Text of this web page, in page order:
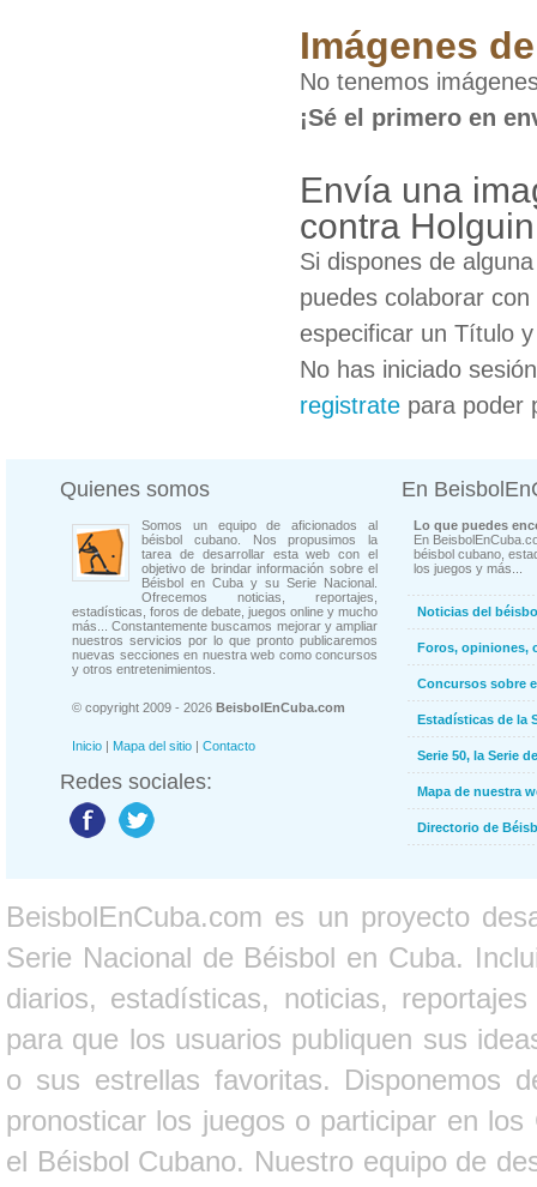
Imágenes
No tenemos
¡Sé el primero en
Envía una
contra Holguin
Si dispones de
puedes colaborar
especificar un Título
No has iniciado
registrate para poder
Quienes somos
Somos un equipo de aficionados al
béisbol cubano. Nos propusimos la
tarea de desarrollar esta web con el
objetivo de brindar información sobre el
Béisbol en Cuba y su Serie Nacional.
Ofrecemos noticias, reportajes,
estadísticas, foros de debate, juegos online y mucho
más... Constantemente buscamos mejorar y ampliar
nuestros servicios por lo que pronto publicaremos
nuevas secciones en nuestra web como concursos
y otros entretenimientos.
© copyright 2009 - 2026 BeisbolEnCuba.com
Inicio | Mapa del sitio | Contacto
Redes sociales:
En
Lo que puedes
En
béisbol cubano,
los juegos y más...
Noticias del
Foros, opiniones,
Concursos sobre
Estadísticas de la
Serie 50, la Serie
Mapa de nuestra
Directorio de
BeisbolEnCuba.com es un proyecto
Serie Nacional de Béisbol en Cuba.
diarios, estadísticas, noticias,
para que los usuarios publiquen sus
o sus estrellas favoritas. Disponemos
pronosticar los juegos o participar en
el Béisbol Cubano. Nuestro equipo de